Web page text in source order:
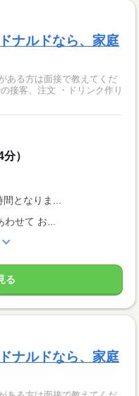
ナルドなら、家庭
ある方は面接で教えてくだ
）
となりま...
わせて お...
る
ナルドなら、家庭